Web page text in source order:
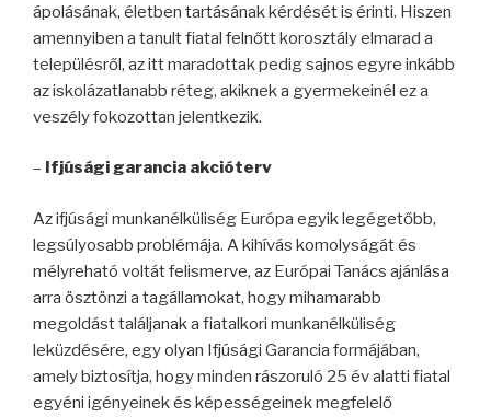
ápolásának, életben tartásának kérdését is érinti. Hiszen
amennyiben a tanult fiatal felnőtt korosztály elmarad a
településről, az itt maradottak pedig sajnos egyre inkább
az iskolázatlanabb réteg, akiknek a gyermekeinél ez a
veszély fokozottan jelentkezik.
– Ifjúsági garancia akcióterv
Az ifjúsági munkanélküliség Európa egyik legégetőbb,
legsúlyosabb problémája. A kihívás komolyságát és
mélyreható voltát felismerve, az Európai Tanács ajánlása
arra ösztönzi a tagállamokat, hogy mihamarabb
megoldást találjanak a fiatalkori munkanélküliség
leküzdésére, egy olyan Ifjúsági Garancia formájában,
amely biztosítja, hogy minden rászoruló 25 év alatti fiatal
egyéni igényeinek és képességeinek megfelelő